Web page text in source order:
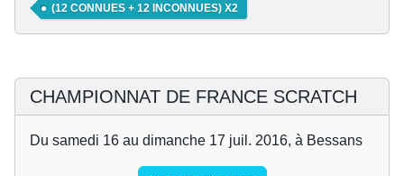
(12 CONNUES + 12 INCONNUES) X2
CHAMPIONNAT DE FRANCE SCRATCH
Du samedi 16 au dimanche 17 juil. 2016, à Bessans